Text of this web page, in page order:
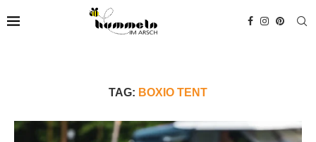
TAG: BOXIO TENT